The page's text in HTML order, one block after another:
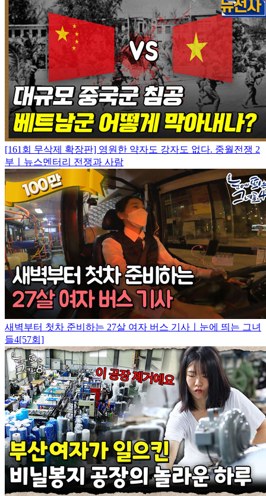
[161회 무삭제 확장판] 영원한 약자도 강자도 없다. 중월전쟁 2
부ㅣ뉴스멘터리 전쟁과 사람
새벽부터 첫차 준비하는 27살 여자 버스 기사ㅣ눈에 띄는 그녀
들4[57회]